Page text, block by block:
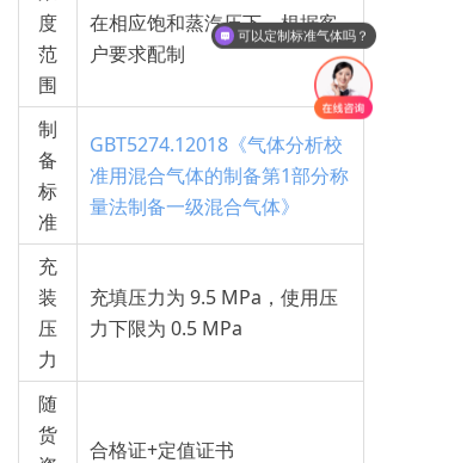
度
范
围
在相应饱和蒸汽压下，根据客
户要求配制
制
备
标
准
GBT5274.12018《气体分析校
准用混合气体的制备第1部分称
量法制备一级混合气体》
充
装
压
力
充填压力为 9.5 MPa，使用压
力下限为 0.5 MPa
随
货
合格证+定值证书
可以定制标准气体吗？